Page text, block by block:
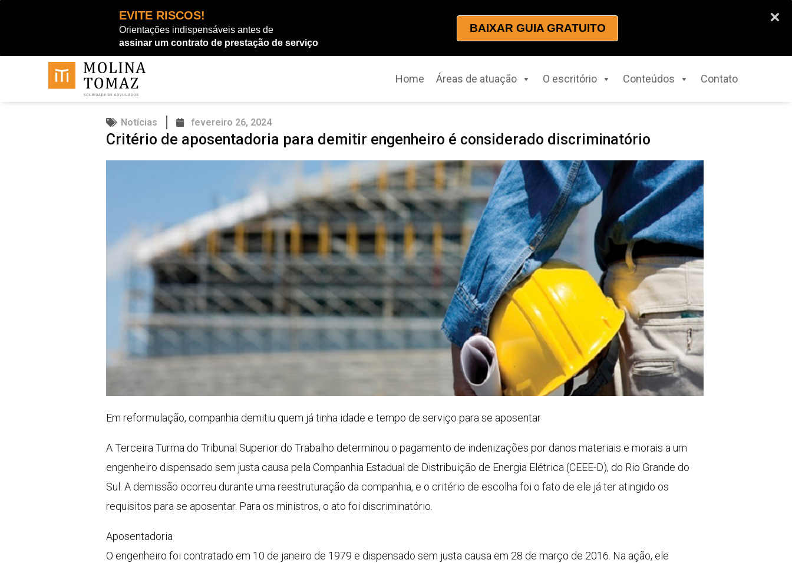
EVITE RISCOS!
Orientações indispensáveis antes de
assinar um contrato de prestação de serviço
BAIXAR GUIA GRATUITO
conteúdo
Home Áreas de atuação O escritório Conteúdos Contato
Notícias fevereiro 26, 2024
Critério de aposentadoria para demitir engenheiro é considerado discriminatório
Em reformulação, companhia demitiu quem já tinha idade e tempo de serviço para se aposentar
A Terceira Turma do Tribunal Superior do Trabalho determinou o pagamento de indenizações por danos materiais e morais a um
engenheiro dispensado sem justa causa pela Companhia Estadual de Distribuição de Energia Elétrica (CEEE-D), do Rio Grande do
Sul. A demissão ocorreu durante uma reestruturação da companhia, e o critério de escolha foi o fato de ele já ter atingido os
requisitos para se aposentar. Para os ministros, o ato foi discriminatório.
Aposentadoria
O engenheiro foi contratado em 10 de janeiro de 1979 e dispensado sem justa causa em 28 de março de 2016. Na ação, ele